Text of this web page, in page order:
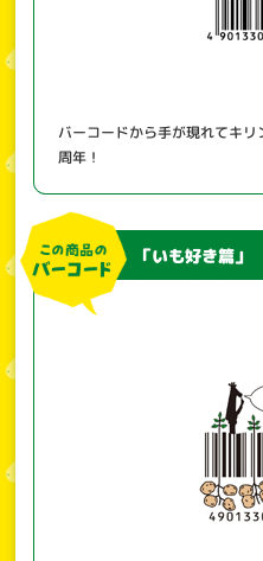
バーコードから手が現れてキ
周年！
「いも好き篇」